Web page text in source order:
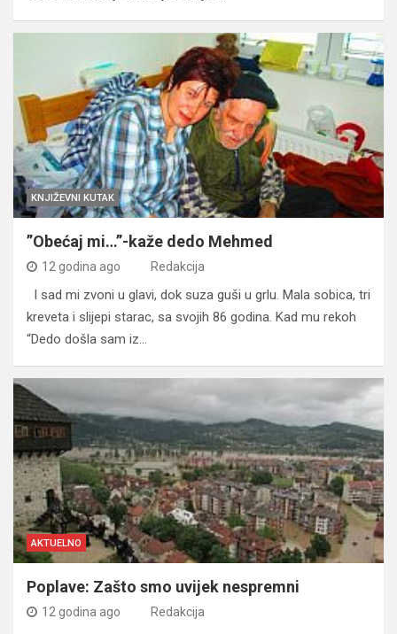
KNJIŽEVNI KUTAK
”Obećaj mi…”-kaže dedo Mehmed
12 godina ago Redakcija
I sad mi zvoni u glavi, dok suza guši u grlu. Mala sobica, tri
kreveta i slijepi starac, sa svojih 86 godina. Kad mu rekoh
“Dedo došla sam iz…
AKTUELNO
Poplave: Zašto smo uvijek nespremni
12 godina ago Redakcija